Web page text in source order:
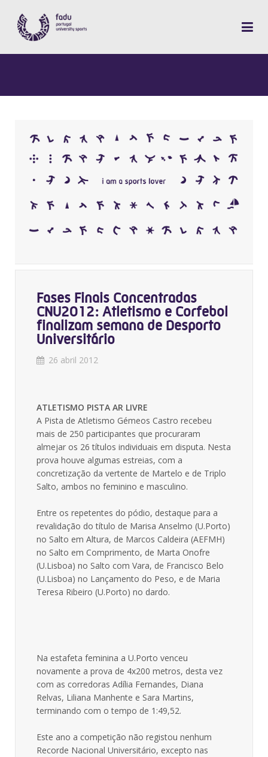
Fases Finais Concentradas
CNU2012: Atletismo e Corfebol
finalizam semana de Desporto
Universitário
26 abril 2012
ATLETISMO PISTA AR LIVRE
A Pista de Atletismo Gémeos Castro recebeu
mais de 250 participantes que procuraram
almejar os 26 títulos individuais em disputa. Nesta
prova houve algumas estreias, com a
concretização da vertente de Martelo e de Triplo
Salto, ambos no feminino e masculino.
Entre os repetentes do pódio, destaque para a
revalidação do título de Marisa Anselmo (U.Porto)
no Salto em Altura, de Marcos Caldeira (AEFMH)
no Salto em Comprimento, de Marta Onofre
(U.Lisboa) no Salto com Vara, de Francisco Belo
(U.Lisboa) no Lançamento do Peso, e de Maria
Teresa Ribeiro (U.Porto) no dardo.
Na estafeta feminina a U.Porto venceu
novamente a prova de 4x200 metros, desta vez
com as corredoras Adília Fernandes, Diana
Relvas, Liliana Manhente e Sara Martins,
terminando com o tempo de 1:49,52.
Este ano a competição não registou nenhum
Recorde Nacional Universitário, excepto nas